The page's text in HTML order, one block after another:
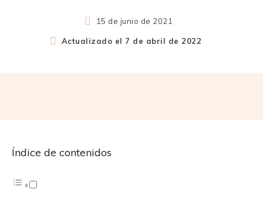
15 de junio de 2021
Actualizado el 7 de abril de 2022
Índice de contenidos